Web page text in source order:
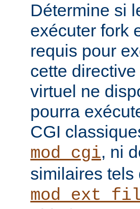
Détermine si
exécuter fork
requis pour
cette
virtuel ne
pourra
CGI
mod_cgi, ni
similaires tels